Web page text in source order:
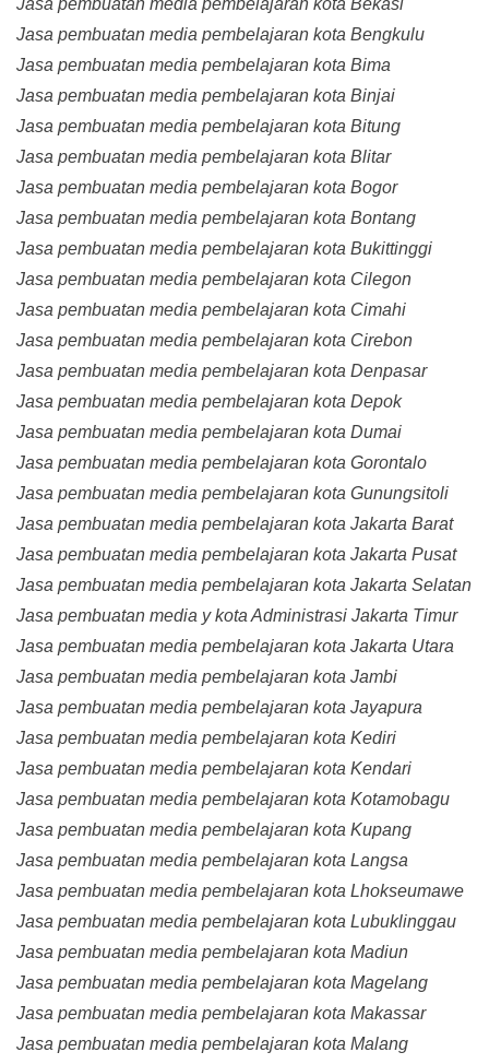
Jasa pembuatan media pembelajaran kota Bekasi
Jasa pembuatan media pembelajaran kota Bengkulu
Jasa pembuatan media pembelajaran kota Bima
Jasa pembuatan media pembelajaran kota Binjai
Jasa pembuatan media pembelajaran kota Bitung
Jasa pembuatan media pembelajaran kota Blitar
Jasa pembuatan media pembelajaran kota Bogor
Jasa pembuatan media pembelajaran kota Bontang
Jasa pembuatan media pembelajaran kota Bukittinggi
Jasa pembuatan media pembelajaran kota Cilegon
Jasa pembuatan media pembelajaran kota Cimahi
Jasa pembuatan media pembelajaran kota Cirebon
Jasa pembuatan media pembelajaran kota Denpasar
Jasa pembuatan media pembelajaran kota Depok
Jasa pembuatan media pembelajaran kota Dumai
Jasa pembuatan media pembelajaran kota Gorontalo
Jasa pembuatan media pembelajaran kota Gunungsitoli
Jasa pembuatan media pembelajaran kota Jakarta Barat
Jasa pembuatan media pembelajaran kota Jakarta Pusat
Jasa pembuatan media pembelajaran kota Jakarta Selatan
Jasa pembuatan media y kota Administrasi Jakarta Timur
Jasa pembuatan media pembelajaran kota Jakarta Utara
Jasa pembuatan media pembelajaran kota Jambi
Jasa pembuatan media pembelajaran kota Jayapura
Jasa pembuatan media pembelajaran kota Kediri
Jasa pembuatan media pembelajaran kota Kendari
Jasa pembuatan media pembelajaran kota Kotamobagu
Jasa pembuatan media pembelajaran kota Kupang
Jasa pembuatan media pembelajaran kota Langsa
Jasa pembuatan media pembelajaran kota Lhokseumawe
Jasa pembuatan media pembelajaran kota Lubuklinggau
Jasa pembuatan media pembelajaran kota Madiun
Jasa pembuatan media pembelajaran kota Magelang
Jasa pembuatan media pembelajaran kota Makassar
Jasa pembuatan media pembelajaran kota Malang